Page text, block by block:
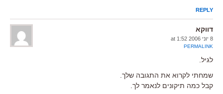
REPLY
דווקא
8 יוני 2006 at 1:52
PERMALINK
לגיל.
שמחתי לקרוא את התגובה שלך.
קבל כמה תיקונים לנאמר לך.